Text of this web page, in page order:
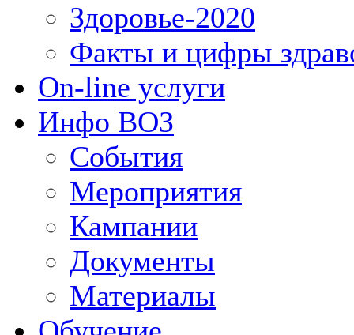
Здоровье-2020
Факты и цифры
On-line услуги
Инфо ВОЗ
События
Мероприятия
Кампании
Документы
Материалы